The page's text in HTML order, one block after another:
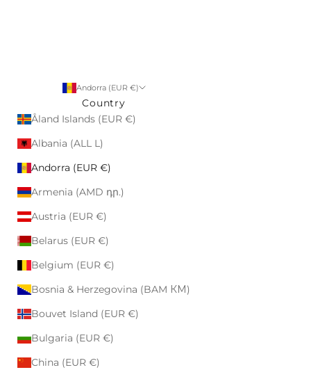
Andorra (EUR €)
Country
Åland Islands (EUR €)
Albania (ALL L)
Andorra (EUR €)
Armenia (AMD դր.)
Austria (EUR €)
Belarus (EUR €)
Belgium (EUR €)
Bosnia & Herzegovina (BAM КМ)
Bouvet Island (EUR €)
Bulgaria (EUR €)
China (EUR €)